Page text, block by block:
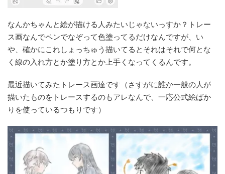
なんかちゃんと絵が描ける人みたいじゃないっすか？トレー
ス画なんでペンでなぞって色塗ってるだけなんですが、い
や、確かにこれしょっちゅう描いてるとそれはそれで何とな
く線の入れ方とか塗り方とか上手くなってくるんです。
最近描いてみたトレース画達です（さすがに誰か一般の人が
描いたものをトレースするのもアレなんで、一応公式絵ばか
りを使っているつもりです）